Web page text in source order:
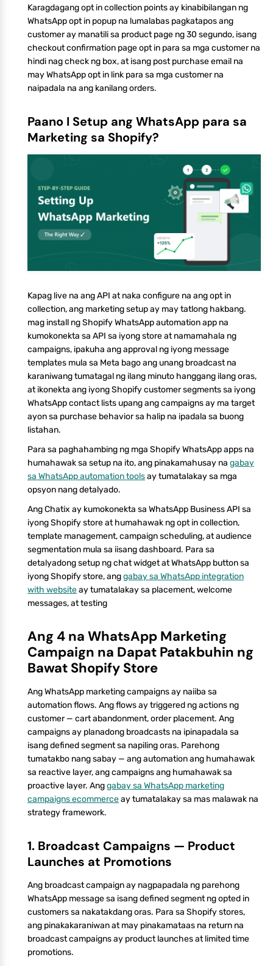
Karagdagang opt in collection points ay kinabibilangan ng
WhatsApp opt in popup na lumalabas pagkatapos ang
customer ay manatili sa product page ng 30 segundo, isang
checkout confirmation page opt in para sa mga customer na
hindi nag check ng box, at isang post purchase email na
may WhatsApp opt in link para sa mga customer na
naipadala na ang kanilang orders.
Paano I Setup ang WhatsApp para sa
Marketing sa Shopify?
Kapag live na ang API at naka configure na ang opt in
collection, ang marketing setup ay may tatlong hakbang.
mag install ng Shopify WhatsApp automation app na
kumokonekta sa API sa iyong store at namamahala ng
campaigns, ipakuha ang approval ng iyong message
templates mula sa Meta bago ang unang broadcast na
karaniwang tumatagal ng ilang minuto hanggang ilang oras,
at ikonekta ang iyong Shopify customer segments sa iyong
WhatsApp contact lists upang ang campaigns ay ma target
ayon sa purchase behavior sa halip na ipadala sa buong
listahan.
Para sa paghahambing ng mga Shopify WhatsApp apps na
humahawak sa setup na ito, ang pinakamahusay na gabay
sa WhatsApp automation toolsay tumatalakay sa mga
opsyon nang detalyado.
Ang Chatix ay kumokonekta sa WhatsApp Business API sa
iyong Shopify store at humahawak ng opt in collection,
template management, campaign scheduling, at audience
segmentation mula sa iisang dashboard. Para sa
detalyadong setup ng chat widget at WhatsApp button sa
iyong Shopify store, anggabay sa WhatsApp integration
with websiteay tumatalakay sa placement, welcome
messages, at testing
Ang 4 na WhatsApp Marketing
Campaign na Dapat Patakbuhin ng
Bawat Shopify Store
Ang WhatsApp marketing campaigns ay naiiba sa
automation flows. Ang flows ay triggered ng actions ng
customer — cart abandonment, order placement. Ang
campaigns ay planadong broadcasts na ipinapadala sa
isang defined segment sa napiling oras. Parehong
tumatakbo nang sabay — ang automation ang humahawak
sa reactive layer, ang campaigns ang humahawak sa
proactive layer. Anggabay sa WhatsApp marketing
campaigns ecommerceay tumatalakay sa mas malawak na
strategy framework.
1. Broadcast Campaigns — Product
Launches at Promotions
Ang broadcast campaign ay nagpapadala ng parehong
WhatsApp message sa isang defined segment ng opted in
customers sa nakatakdang oras. Para sa Shopify stores,
ang pinakakaraniwan at may pinakamataas na return na
broadcast campaigns ay product launches at limited time
promotions.